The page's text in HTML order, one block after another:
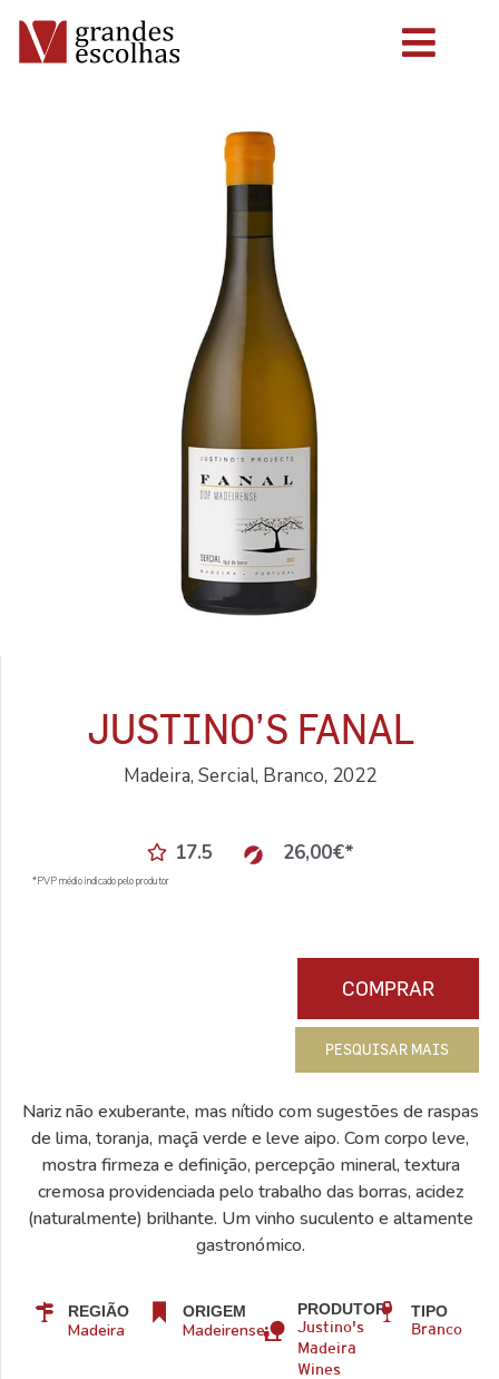
JUSTINO’S FANAL
Madeira, Sercial, Branco, 2022
17.5 26,00€*
*PVP médio indicado pelo produtor
COMPRAR
PESQUISAR MAIS
Nariz não exuberante, mas nítido com sugestões de raspas
de lima, toranja, maçã verde e leve aipo. Com corpo leve,
mostra firmeza e definição, percepção mineral, textura
cremosa providenciada pelo trabalho das borras, acidez
(naturalmente) brilhante. Um vinho suculento e altamente
gastronómico.
REGIÃO
Madeira
ORIGEM
Madeirense
PRODUTOR
Justino's
Madeira
Wines
TIPO
Branco